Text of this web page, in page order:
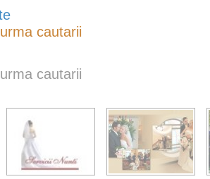
cautarii
cautarii